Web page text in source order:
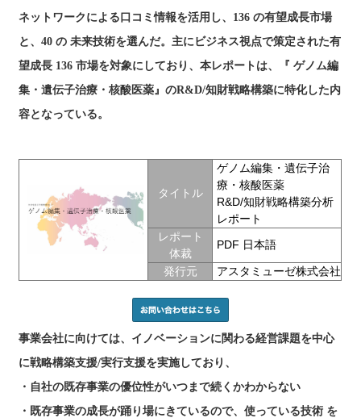
ネットワークによる口コミ情報を活用し、136 の有望成長市場
と、40 の 未来技術を選んだ。主にビジネス視点で策定された有
望成長 136 市場を対象にしており、本レポートは、『 ゲノム編
集・遺伝子治療・核酸医薬』のR&D/知財戦略構築に特化した内
容となっている。
タイトル
ゲノム編集・遺伝子治
療・核酸医薬
R&D/知財戦略構築分析
レポート
レポート
体裁
PDF 日本語
発行元 アスタミューゼ株式会社
事業会社に向けては、イノベーションに関わる経営課題を中心
に戦略構築支援/実行支援を実施しており、
・自社の既存事業の優位性がいつまで続くかわからない
・既存事業の成長が踊り場にきているので、使っている技術 を